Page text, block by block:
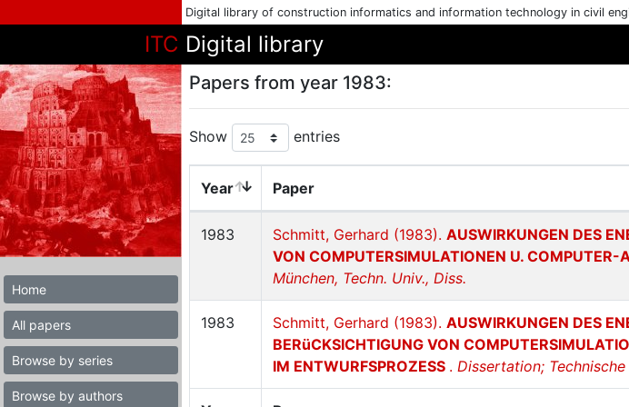
Digital library of construction informatics and information technology in civil
ITC Digital library
Home
All papers
Browse by series
Browse by authors
Papers from year 1983:
Show entries
Year Paper
1983 Schmitt, Gerhard (1983). AUSWIRKUNGEN DES
VON COMPUTERSIMULATIONEN U. COMPUTER-
München, Techn. Univ., Diss.
1983 Schmitt, Gerhard (1983). AUSWIRKUNGEN DES
BERüCKSICHTIGUNG VON
IM ENTWURFSPROZESS . Dissertation;